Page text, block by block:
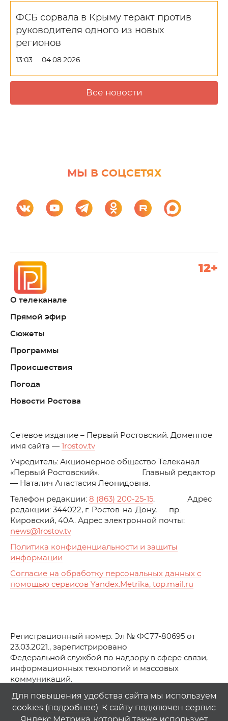
ФСБ сорвала в Крыму теракт против
руководителя одного из новых
регионов
13:03 04.08.2026
Все новости
МЫ В СОЦСЕТЯХ
О телеканале
Прямой эфир
Сюжеты
Программы
Происшествия
Погода
Новости Ростова
12+
Cетевое издание – Первый Ростовский. Доменное
имя сайта —
1rostov.tv
Учредитель: Акционерное общество Телеканал
«Первый Ростовский». Главный редактор
— Наталич Анастасия Леонидовна.
Телефон редакции: 8 (863) 200-25-15. Адрес
редакции: 344022, г. Ростов-на-Дону, пр.
Кировский, 40А. Адрес электронной почты:
news@1rostov.tv
Политика конфиденциальности и защиты
информации
Согласие на обработку персональных данных с
помощью сервисов Yandex.Metrika, top.mail.ru
Регистрационный номер: Эл № ФС77-80695 от
23.03.2021., зарегистрировано
Федеральной службой по надзору в сфере связи,
информационных технологий и массовых
коммуникаций.
© АО Телеканал «Первый Ростовский» (2021-2025)
Любое использование материалов сайта возможно
Для повышения удобства сайта мы используем
cookies (подробнее). К сайту подключен сервис